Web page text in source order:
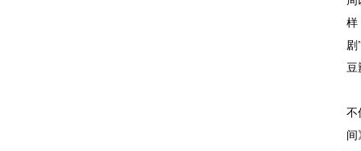
样
剧
豆
不